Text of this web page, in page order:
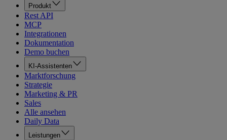
Produkt
Rest API
MCP
Integrationen
Dokumentation
Demo buchen
KI-Assistenten
Marktforschung
Strategie
Marketing & PR
Sales
Alle ansehen
Daily Data
Leistungen